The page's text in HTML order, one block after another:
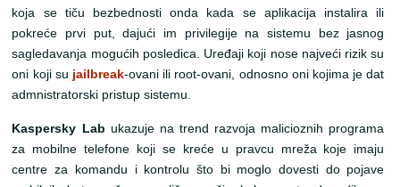
koja se tiču bezbednosti onda kada se aplikacija instalira ili
pokreće prvi put, dajući im privilegije na sistemu bez jasnog
sagledavanja mogućih posledica. Uređaji koji nose najveći rizik su
oni koji su jailbreak-ovani ili root-ovani, odnosno oni kojima je dat
admnistratorski pristup sistemu.
Kaspersky Lab ukazuje na trend razvoja malicioznih programa
za mobilne telefone koji se kreće u pravcu mreža koje imaju
centre za komandu i kontrolu što bi moglo dovesti do pojave